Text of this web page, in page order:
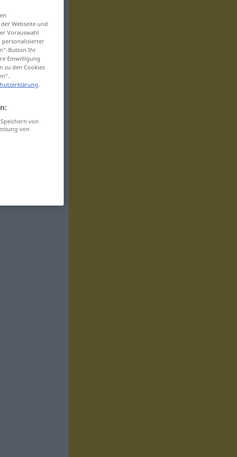
Webseite und
Vorauswahl
personalisierter
Button Ihr
Einwilligung
zu den Cookies
.
von
von